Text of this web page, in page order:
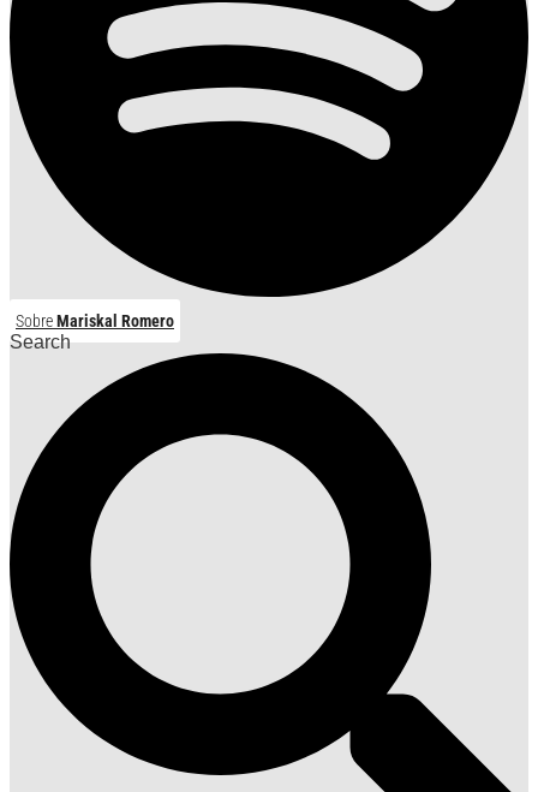
SobreMariskal Romero
Search